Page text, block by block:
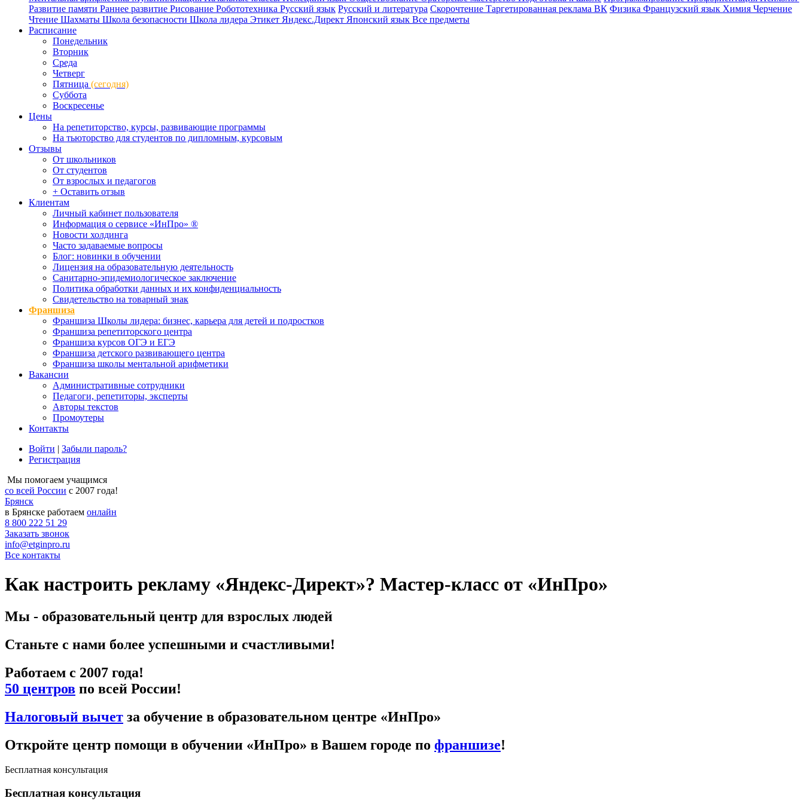
Развитие памяти Раннее развитие Рисование Робототехника Русский язык Русский и литература Скорочтение Таргетированная реклама ВК Физика Французский язык Химия Черчение
Чтение Шахматы Школа безопасности Школа лидера Этикет Яндекс.Директ Японский язык Все предметы
Расписание
Понедельник
Вторник
Среда
Четверг
Пятница (сегодня)
Суббота
Воскресенье
Цены
На репетиторство, курсы, развивающие программы
На тьюторство для студентов по дипломным, курсовым
Отзывы
От школьников
От студентов
От взрослых и педагогов
+ Оставить отзыв
Клиентам
Личный кабинет пользователя
Информация о сервисе «ИнПро» ®
Новости холдинга
Часто задаваемые вопросы
Блог: новинки в обучении
Лицензия на образовательную деятельность
Санитарно-эпидемиологическое заключение
Политика обработки данных и их конфиденциальность
Свидетельство на товарный знак
Франшиза
Франшиза Школы лидера: бизнес, карьера для детей и подростков
Франшиза репетиторского центра
Франшиза курсов ОГЭ и ЕГЭ
Франшиза детского развивающего центра
Франшиза школы ментальной арифметики
Вакансии
Административные сотрудники
Педагоги, репетиторы, эксперты
Авторы текстов
Промоутеры
Контакты
Войти | Забыли пароль?
Регистрация
Мы помогаем учащимся
со всей России с 2007 года!
Брянск
в Брянске работаем онлайн
8 800 222 51 29
Заказать звонок
info@etginpro.ru
Все контакты
Как настроить рекламу «Яндекс-Директ»? Мастер-класс от «ИнПро»
Мы - образовательный центр для взрослых людей
Станьте с нами более успешными и счастливыми!
Работаем с 2007 года!
50 центров по всей России!
Налоговый вычет за обучение в образовательном центре «ИнПро»
Откройте центр помощи в обучении «ИнПро» в Вашем городе по франшизе!
Бесплатная консультация
Бесплатная консультация